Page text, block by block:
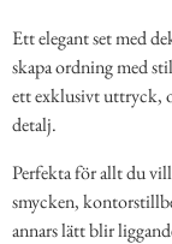
Ett elegant set med
skapa ordning med
ett exklusivt uttryck,
detalj.
Perfekta för allt du
smycken,
annars lätt blir